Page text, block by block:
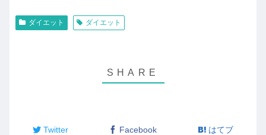
ダイエット ダイエット
Twitter Facebook はてブ